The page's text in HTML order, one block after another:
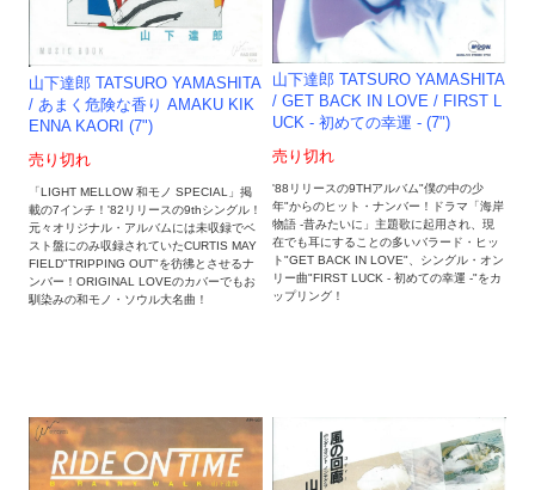
山下達郎 TATSURO YAMASHITA
/ あまく危険な香り AMAKU KIK
ENNA KAORI (7")
売り切れ
「LIGHT MELLOW 和モノ SPECIAL」掲
載の7インチ！'82リリースの9thシングル！
元々オリジナル・アルバムには未収録でベ
スト盤にのみ収録されていたCURTIS MAY
FIELD"TRIPPING OUT"を彷彿とさせるナ
ンバー！ORIGINAL LOVEのカバーでもお
馴染みの和モノ・ソウル大名曲！
山下達郎 TATSURO YAMASHITA
/ GET BACK IN LOVE / FIRST L
UCK - 初めての幸運 - (7")
売り切れ
'88リリースの9THアルバム"僕の中の少
年"からのヒット・ナンバー！ドラマ「海岸
物語 -昔みたいに」主題歌に起用され、現
在でも耳にすることの多いバラード・ヒッ
ト"GET BACK IN LOVE"、シングル・オン
リー曲"FIRST LUCK - 初めての幸運 -"をカ
ップリング！